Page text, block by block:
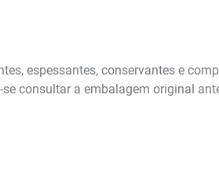
espessantes, conservantes e
consultar a embalagem original